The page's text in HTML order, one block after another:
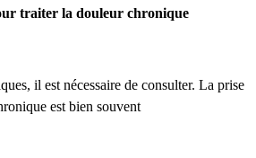
traiter la douleur chronique
il est nécessaire de consulter. La prise
est bien souvent